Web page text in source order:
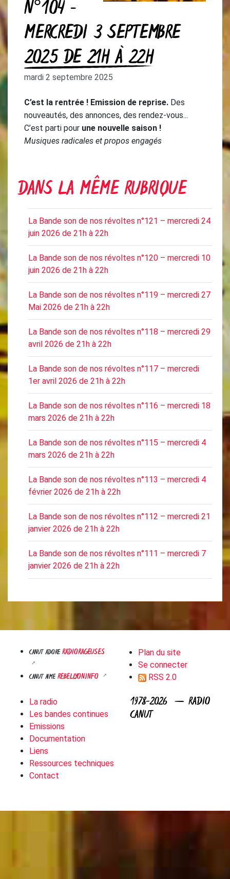
N°104 –
MERCREDI 3 SEPTEMBRE
2025 DE 21H À 22H
mardi 2 septembre 2025
C’est la rentrée ! Emission de reprise. Des
nouveautés, des annonces, des rendez-vous...
C’est parti pour une nouvelle saison !
Musiques radicales et propos engagés
DANS LA MÊME RUBRIQUE
La Bande son de nos révoltes n°121 – mercredi 24
juin 2026 de 21h à 22h
La Bande son de nos révoltes n°120 – mercredi 10
juin 2026 de 21h à 22h
La Bande son de nos révoltes n°119 – mercredi 27
Mai 2026 de 21h à 22h
La Bande son de nos révoltes n°118 – mercredi 29
avril 2026 de 21h à 22h
La Bande son de nos révoltes n°117 – mercredi
1er avril 2026 de 21h à 22h
La Bande son de nos révoltes n°116 – mercredi 18
mars 2026 de 21h à 22h
La Bande son de nos révoltes n°115 – mercredi 4
mars 2026 de 21h à 22h
La Bande son de nos révoltes n°113 – mercredi 4
février 2026 de 21h à 22h
La Bande son de nos révoltes n°112 – mercredi 21
janvier 2026 de 21h à 22h
La Bande son de nos révoltes n°111 – mercredi 7
janvier 2026 de 21h à 22h
CANUT ADORERADIORAGEUSES
CANUT AIMEREBELLYON.INFO
Plan du site
Se connecter
RSS 2.0
La radio
Les bandes continues
Emissions
Documentation
Liens
Ressources techniques
Contact
1978-2026 — RADIO
CANUT